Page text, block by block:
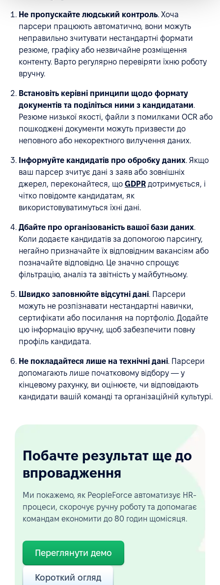
Не пропускайте людський контроль. Хоча
парсери працюють автоматично, вони можуть
неправильно зчитувати нестандартні формати
резюме, графіку або незвичайне розміщення
контенту. Варто регулярно перевіряти їхню роботу
вручну.
Встановіть керівні принципи щодо формату
документів та поділіться ними з кандидатами.
Резюме низької якості, файли з помилками OCR або
пошкоджені документи можуть призвести до
неповного або некоректного вилучення даних.
Інформуйте кандидатів про обробку даних. Якщо
ваш парсер зчитує дані з заяв або зовнішніх
джерел, переконайтеся, що GDPR дотримується, і
чітко повідомте кандидатам, як
використовуватимуться їхні дані.
Дбайте про організованість вашої бази даних.
Коли додаєте кандидатів за допомогою парсингу,
негайно призначайте їх відповідним вакансіям або
позначайте відповідно. Це значно спрощує
фільтрацію, аналіз та звітність у майбутньому.
Швидко заповнюйте відсутні дані. Парсери
можуть не розпізнавати нестандартні навички,
сертифікати або посилання на портфоліо. Додайте
цю інформацію вручну, щоб забезпечити повну
профіль кандидата.
Не покладайтеся лише на технічні дані. Парсери
допомагають лише початковому відбору — у
кінцевому рахунку, ви оцінюєте, чи відповідають
кандидати вашій команді та організаційній культурі.
Побачте результат ще до
впровадження
Ми покажемо, як PeopleForce автоматизує HR-
процеси, скорочує ручну роботу та допомагає
командам економити до 80 годин щомісяця.
Переглянути демо
Короткий огляд